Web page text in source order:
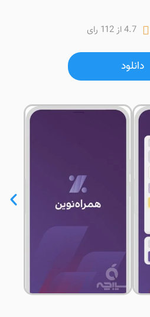
4.7 از 112 رای 
دانلود